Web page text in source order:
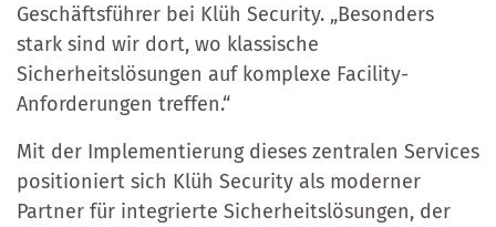
Geschäftsführer bei Klüh Security. „Besonders
stark sind wir dort, wo klassische
Sicherheitslösungen auf komplexe Facility-
Anforderungen treffen.“
Mit der Implementierung dieses zentralen Services
positioniert sich Klüh Security als moderner
Partner für integrierte Sicherheitslösungen, der